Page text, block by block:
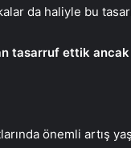
da haliyle bu
tasarruf ettik
önemli artış